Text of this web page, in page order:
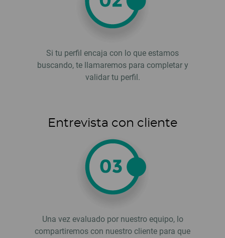
Si tu perfil encaja con lo que estamos
buscando, te llamaremos para completar y
validar tu perfil.
Entrevista con cliente
Una vez evaluado por nuestro equipo, lo
compartiremos con nuestro cliente para que